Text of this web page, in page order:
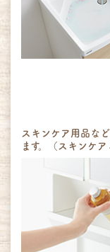
スキンケア用品な
ます。（スキンケア